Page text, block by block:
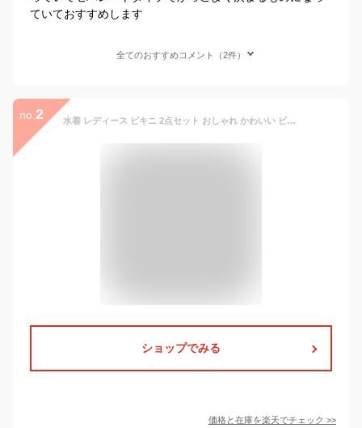
ていておすすめします
全てのおすすめコメント（2件）
no. 2 水着 レディース ビキニ 2点セット おしゃれ かわいい ビスチェ タンキニ 無地 ブラ シンプル ショーツ ワンカラー ハイウエスト ベーシック ナチュラル スレンダー 20代 30代 40代 オトナ女子
ショップでみる
価格と在庫を楽天でチェック >>